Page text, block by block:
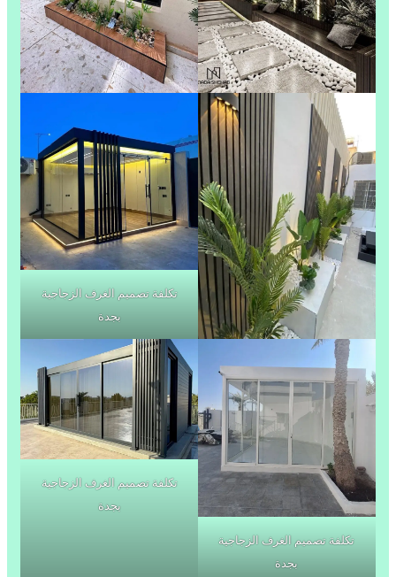
تكلفة تصميم الغرف الزجاجية
بجدة
تكلفة تصميم الغرف الزجاجية
بجدة
تكلفة تصميم الغرف الزجاجية
بجدة